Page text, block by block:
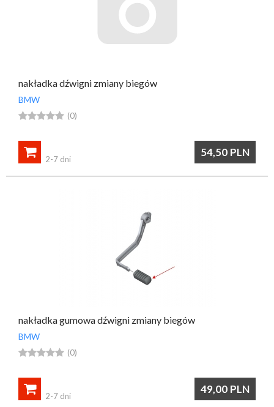
nakładka dźwigni zmiany biegów
BMW
 (0)
54,50 PLN

2-7 dni
nakładka gumowa dźwigni zmiany biegów
BMW
 (0)
49,00 PLN

2-7 dni